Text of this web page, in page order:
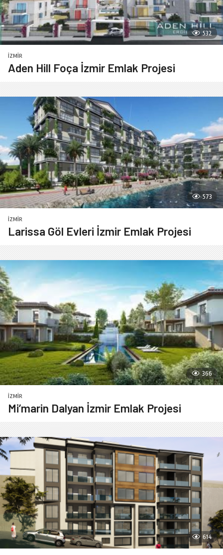
532
İZMIR
Aden Hill Foça İzmir Emlak Projesi
573
İZMIR
Larissa Göl Evleri İzmir Emlak Projesi
366
İZMIR
Mi’marin Dalyan İzmir Emlak Projesi
614